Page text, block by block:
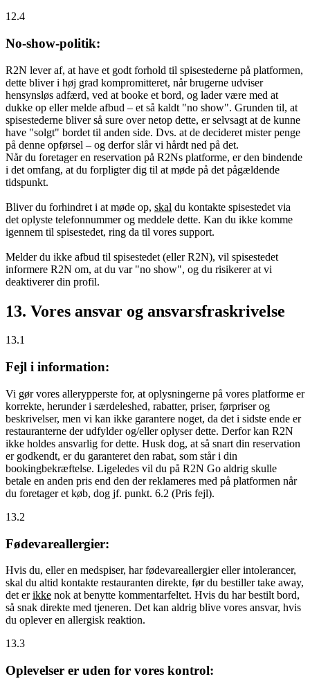
12.4
No-show-politik:
R2N lever af, at have et godt forhold til spisestederne på platformen,
dette bliver i høj grad kompromitteret, når brugerne udviser
hensynsløs adfærd, ved at booke et bord, og lader være med at
dukke op eller melde afbud – et så kaldt "no show". Grunden til, at
spisestederne bliver så sure over netop dette, er selvsagt at de kunne
have "solgt" bordet til anden side. Dvs. at de decideret mister penge
på denne opførsel – og derfor slår vi hårdt ned på det.
Når du foretager en reservation på R2Ns platforme, er den bindende
i det omfang, at du forpligter dig til at møde på det pågældende
tidspunkt.
Bliver du forhindret i at møde op, skal du kontakte spisestedet via
det oplyste telefonnummer og meddele dette. Kan du ikke komme
igennem til spisestedet, ring da til vores support.
Melder du ikke afbud til spisestedet (eller R2N), vil spisestedet
informere R2N om, at du var "no show", og du risikerer at vi
deaktiverer din profil.
13. Vores ansvar og ansvarsfraskrivelse
13.1
Fejl i information:
Vi gør vores allerypperste for, at oplysningerne på vores platforme er
korrekte, herunder i særdeleshed, rabatter, priser, førpriser og
beskrivelser, men vi kan ikke garantere noget, da det i sidste ende er
restauranterne der udfylder og/eller oplyser dette. Derfor kan R2N
ikke holdes ansvarlig for dette. Husk dog, at så snart din reservation
er godkendt, er du garanteret den rabat, som står i din
bookingbekræftelse. Ligeledes vil du på R2N Go aldrig skulle
betale en anden pris end den der reklameres med på platformen når
du foretager et køb, dog jf. punkt. 6.2 (Pris fejl).
13.2
Fødevareallergier:
Hvis du, eller en medspiser, har fødevareallergier eller intolerancer,
skal du altid kontakte restauranten direkte, før du bestiller take away,
det erikke nok at benytte kommentarfeltet. Hvis du har bestilt bord,
så snak direkte med tjeneren. Det kan aldrig blive vores ansvar, hvis
du oplever en allergisk reaktion.
13.3
Oplevelser er uden for vores kontrol: